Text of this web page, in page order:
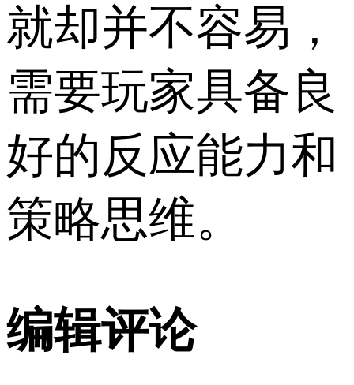
就却并不容易，
需要玩家具备良
好的反应能力和
策略思维。
编辑评论